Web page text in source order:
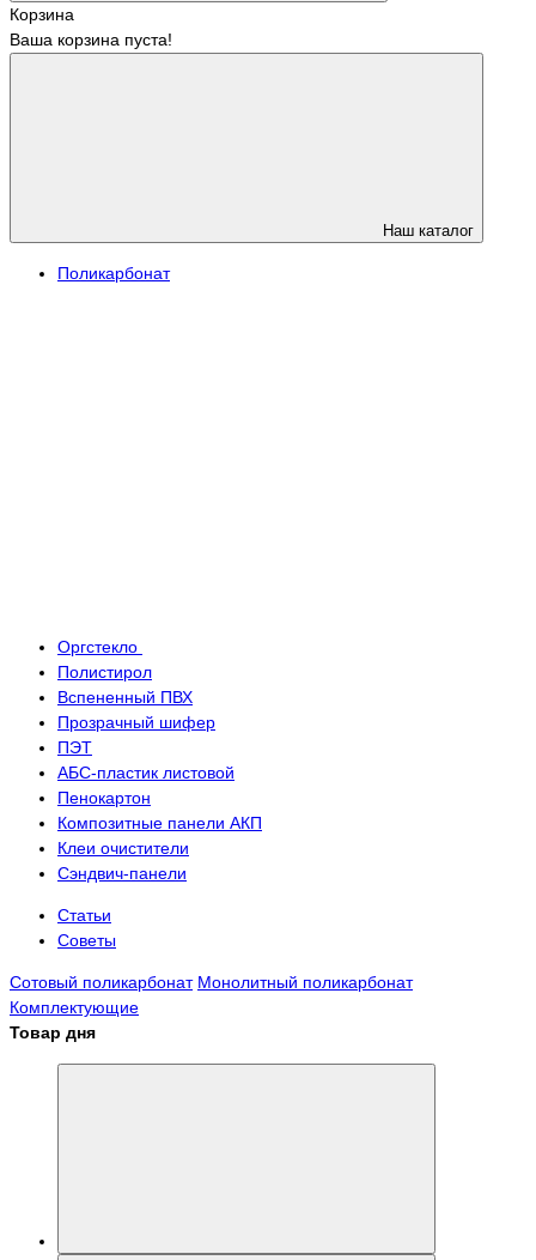
Корзина
Ваша корзина пуста!
Наш каталог
Поликарбонат
Оргстекло
Полистирол
Вспененный ПВХ
Прозрачный шифер
ПЭТ
АБС-пластик листовой
Пенокартон
Композитные панели АКП
Клеи очистители
Сэндвич-панели
Статьи
Советы
Сотовый поликарбонат Монолитный поликарбонат
Комплектующие
Товар дня